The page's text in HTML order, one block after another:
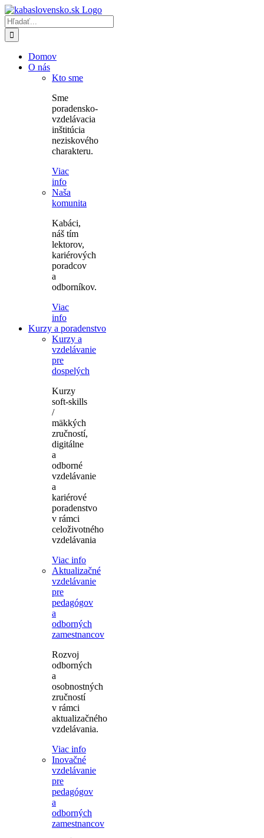
Skip
to
content
Hľadať:
Domov
O nás
Kto sme
Sme
poradensko-
vzdelávacia
inštitúcia
neziskového
charakteru.
Viac
info
Naša
komunita
Kabáci,
náš tím
lektorov,
kariérových
poradcov
a
odborníkov.
Viac
info
Kurzy a poradenstvo
Kurzy a
vzdelávanie
pre
dospelých
Kurzy
soft-skills
/
mäkkých
zručností,
digitálne
a
odborné
vzdelávanie
a
kariérové
poradenstvo
v rámci
celoživotného
vzdelávania
Viac info
Aktualizačné
vzdelávanie
pre
pedagógov
a
odborných
zamestnancov
Rozvoj
odborných
a
osobnostných
zručností
v rámci
aktualizačného
vzdelávania.
Viac info
Inovačné
vzdelávanie
pre
pedagógov
a
odborných
zamestnancov